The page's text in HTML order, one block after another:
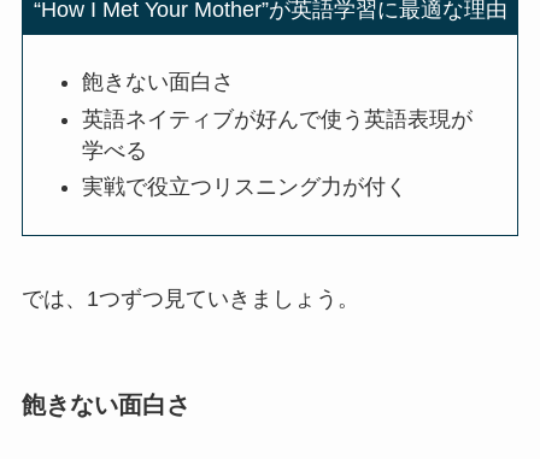
“How I Met Your Mother”が英語学習に最適な理由
飽きない面白さ
英語ネイティブが好んで使う英語表現が
学べる
実戦で役立つリスニング力が付く
では、1つずつ見ていきましょう。
飽きない面白さ